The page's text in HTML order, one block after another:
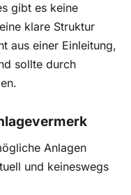
gibt es keine
klare Struktur
aus einer Einleitung,
sollte durch
Anlagen
und keineswegs